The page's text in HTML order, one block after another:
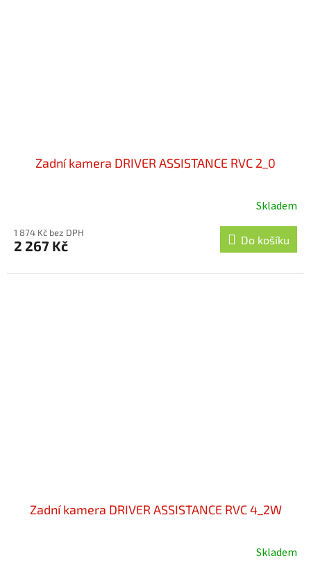
Zadní kamera DRIVER ASSISTANCE RVC 2_0
Skladem
1 874 Kč bez DPH
2 267 Kč Do košíku
Zadní kamera DRIVER ASSISTANCE RVC 4_2W
Skladem